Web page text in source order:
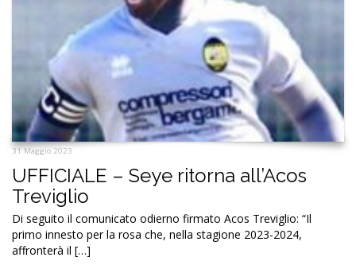
31 Maggio 2023
UFFICIALE – Seye ritorna all’Acos
Treviglio
Di seguito il comunicato odierno firmato Acos Treviglio: “Il
primo innesto per la rosa che, nella stagione 2023-2024,
affronterà il […]